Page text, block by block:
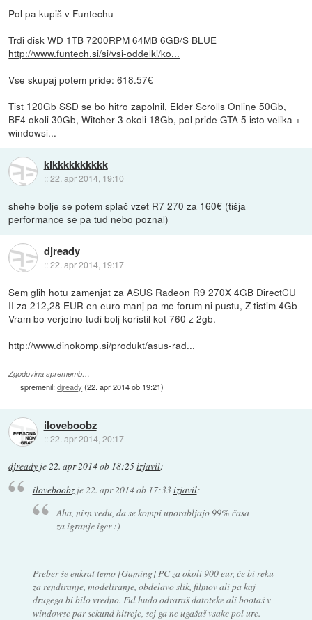
Pol pa kupiš v Funtechu
Trdi disk WD 1TB 7200RPM 64MB 6GB/S BLUE
http://www.funtech.si/si/vsi-oddelki/ko...
Vse skupaj potem pride: 618.57€
Tist 120Gb SSD se bo hitro zapolnil, Elder Scrolls Online 50Gb,
BF4 okoli 30Gb, Witcher 3 okoli 18Gb, pol pride GTA 5 isto velika +
windowsi...
klkkkkkkkkkk
::22. apr 2014, 19:10
shehe bolje se potem splač vzet R7 270 za 160€ (tišja
performance se pa tud nebo poznal)
djready
::22. apr 2014, 19:17
Sem glih hotu zamenjat za ASUS Radeon R9 270X 4GB DirectCU
II za 212,28 EUR en euro manj pa me forum ni pustu, Z tistim 4Gb
Vram bo verjetno tudi bolj koristil kot 760 z 2gb.
http://www.dinokomp.si/produkt/asus-rad...
Zgodovina sprememb…
spremenil:djready (22. apr 2014 ob 19:21)
iloveboobz
::22. apr 2014, 20:17
djready je22. apr 2014 ob 18:25izjavil:
iloveboobzje22. apr 2014 ob 17:33izjavil:
Aha, nisn vedu, da se kompi uporabljajo 99% časa
za igranje iger :)
Preber še enkrat temo [Gaming] PC za okoli 900 eur, če bi reku
za rendiranje, modeliranje, obdelavo slik, filmov ali pa kaj
drugega bi bilo vredno. Ful hudo odraraš datoteke ali bootaš v
windowse par sekund hitreje, sej ga ne ugašaš vsake pol ure.